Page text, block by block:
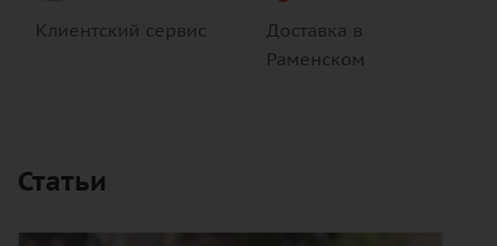
Клиентский сервис
Доставка в
Раменском
Статьи